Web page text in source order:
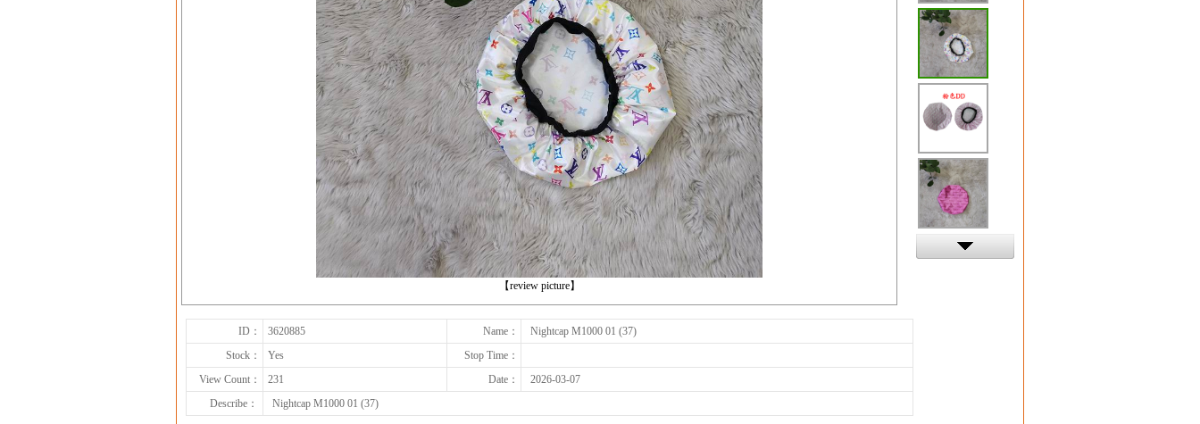
【review picture】
下一张
ID： 3620885 Name：
Nightcap M1000 01 (37)
Stock：
Yes
Stop Time：
View Count：
231 Date：
2026-03-07
Describe：
Nightcap M1000 01 (37)